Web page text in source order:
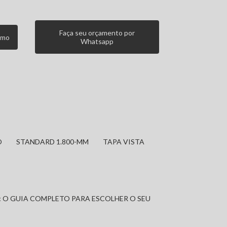
Faça seu orçamento por
Whatsapp
STANDARD 1.800-MM TAPA VISTA
GUIA COMPLETO PARA ESCOLHER O SEU